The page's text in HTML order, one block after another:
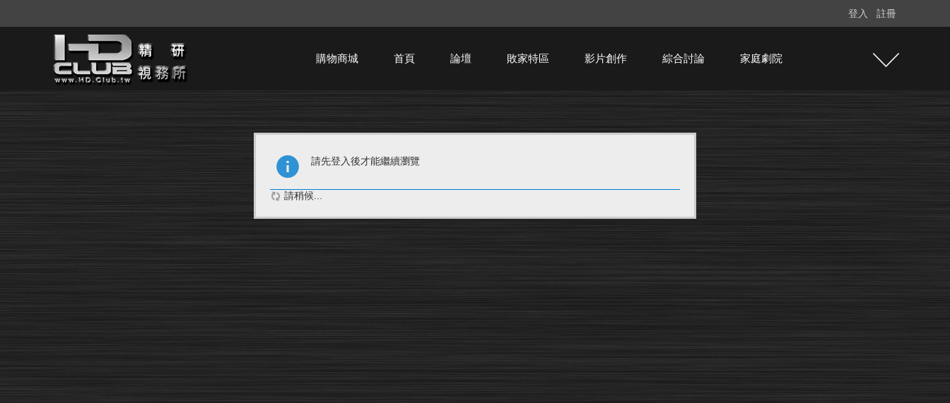
登入 註冊
購物商城 首頁 論壇 敗家特區 影片創作 綜合討論 家庭劇院
請先登入後才能繼續瀏覽
請稍候...